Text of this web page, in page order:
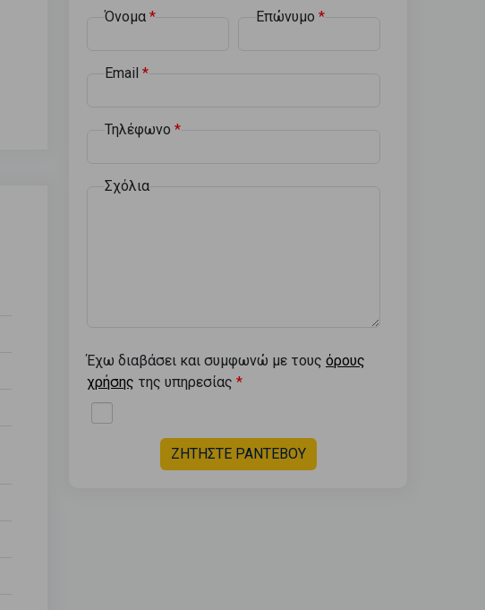
Όνομα Επώνυμο
Email
Τηλέφωνο
Σχόλια
Έχω διαβάσει και συμφωνώ με τους όρους
χρήσης της υπηρεσίας
ΖΗΤΗΣΤΕ ΡΑΝΤΕΒΟΥ